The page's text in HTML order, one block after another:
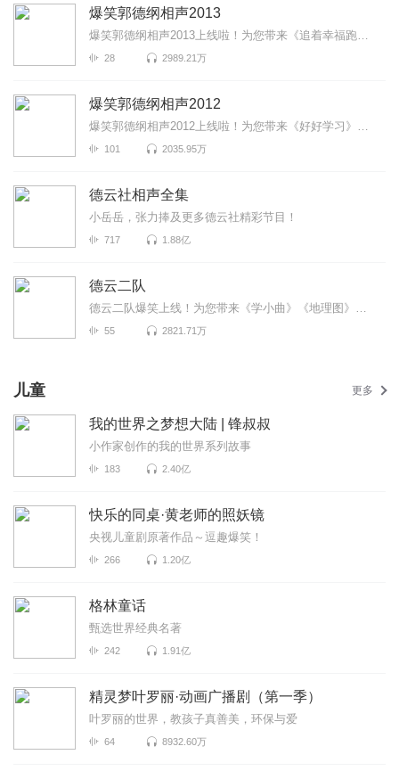
爆笑郭德纲相声2013
爆笑郭德纲相声2013上线啦！为您带来《追着幸福跑》《爱情传奇》《学评书》等高能相声！各种爆笑包袱等...
28 2989.21万
爆笑郭德纲相声2012
爆笑郭德纲相声2012上线啦！为您带来《好好学习》《郭家菜》《情义谱》等高能相声！各种爆笑包袱等你解...
101 2035.95万
德云社相声全集
小岳岳，张力捧及更多德云社精彩节目！
717 1.88亿
德云二队
德云二队爆笑上线！为您带来《学小曲》《地理图》《歌曲漫谈》等高能相声！各种爆笑包袱等你解锁！一次...
55 2821.71万
儿童 更多
我的世界之梦想大陆 | 锋叔叔
小作家创作的我的世界系列故事
183 2.40亿
快乐的同桌·黄老师的照妖镜
央视儿童剧原著作品～逗趣爆笑！
266 1.20亿
格林童话
甄选世界经典名著
242 1.91亿
精灵梦叶罗丽·动画广播剧（第一季）
叶罗丽的世界，教孩子真善美，环保与爱
64 8932.60万